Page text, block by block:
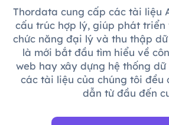
Thordata cung cấp các tài liệu
cấu trúc hợp lý, giúp phát triển
chức năng đại lý và thu thập
là mới bắt đầu tìm hiểu về
web hay xây dựng hệ thống
các tài liệu của chúng tôi đều
dẫn từ đầu đến